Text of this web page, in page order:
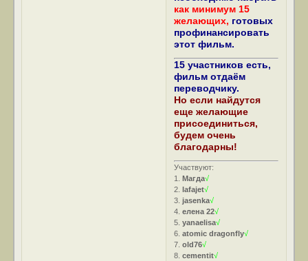
как минимум 15
желающих, готовых
профинансировать
этот фильм.
15 участников есть,
фильм отдаём
переводчику.
Но если найдутся
еще желающие
присоединиться,
будем очень
благодарны!
Участвуют:
1.Магда√
2.lafajet√
3.jasenka√
4.елена 22√
5.yanaelisa√
6.atomic dragonfly√
7.old76√
8.cementit√